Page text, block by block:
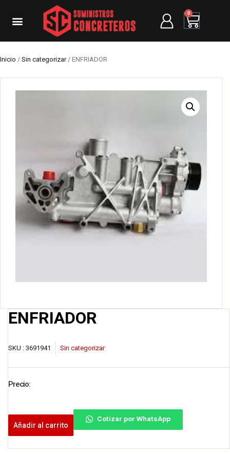
0
Inicio / Sin categorizar/ ENFRIADOR
ENFRIADOR
SKU : 3691941 Sin categorizar
Precio:
Añadir al carrito
Cotizar por WhatsApp